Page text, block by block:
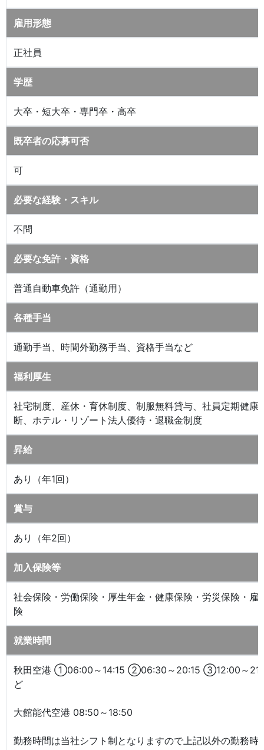
雇用形態
正社員
学歴
大卒・短大卒・専門卒・高卒
既卒者の応募可否
可
必要な経験・スキル
不問
必要な免許・資格
普通自動車免許（通勤用）
各種手当
通勤手当、時間外勤務手当、資格手当など
福利厚生
社宅制度、産休・育休制度、制服無料貸与、社員定期健康
断、ホテル・リゾート法人優待・退職金制度
昇給
あり（年1回）
賞与
あり（年2回）
加入保険等
社会保険・労働保険・厚生年金・健康保険・労災保険・雇
険
就業時間
秋田空港 ①06:00～14:15 ②06:30～20:15 ③12:00～
ど
大館能代空港 08:50～18:50
勤務時間は当社シフト制となりますので上記以外の勤務時